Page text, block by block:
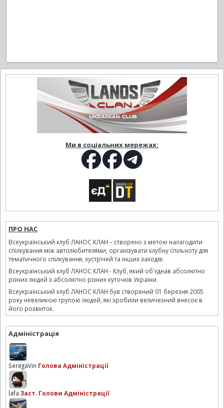
Ми в соціальних мережах:
ПРО НАС
Всеукраїнський клуб ЛАНОС КЛАН – створено з метою налагодити
спілкування між автолюбителями, організувати клубну спільноту для
тематичного спілкування, зустрічей та інших заходів.
Всеукраїнський клуб ЛАНОС КЛАН - Клуб, який об'єднав абсолютно
різних людей з абсолютно різних куточків України.
Всеукраїнський клуб ЛАНОС КЛАН був створений 01 березня 2005
року невеликою групою людей, які зробили величезний внесок в
його розвиток.
Адміністрація
SeregaVin Голова Адміністрації
lafa Заст. Голови Адміністрації